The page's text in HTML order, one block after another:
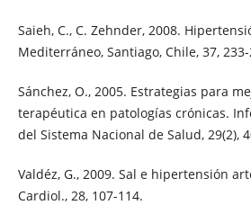
Saieh, C., C. Zehnder, 2008.
Mediterráneo, Santiago, Chile, 37,
Sánchez, O., 2005. Estrategias para
terapéutica en patologías crónicas.
del Sistema Nacional de Salud, 29(2),
Valdéz, G., 2009. Sal e hipertensión
Cardiol., 28, 107-114.